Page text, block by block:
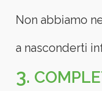
Non abbiamo
a nasconderti
3.